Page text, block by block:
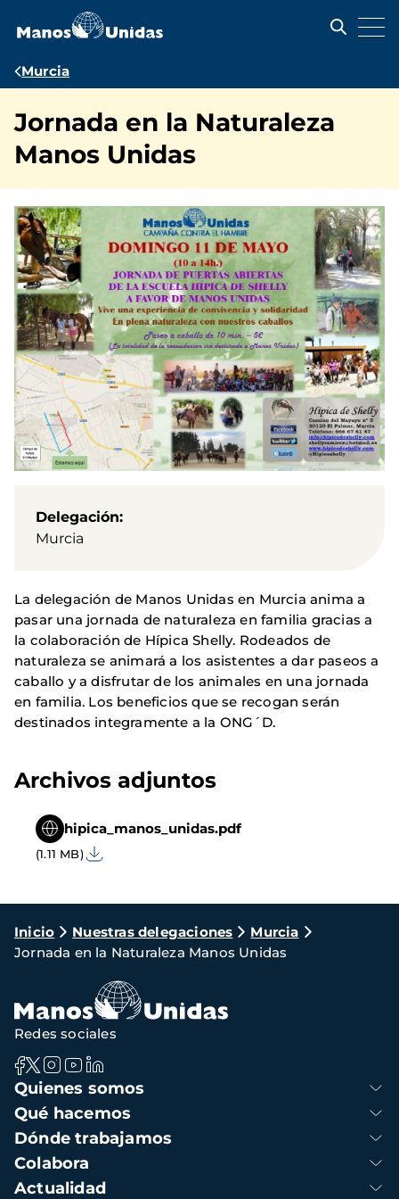
contenido
Ruta
navegación
Murcia
Jornada en la Naturaleza
Manos Unidas
Delegación
Murcia
La delegación de Manos Unidas en Murcia anima a
pasar una jornada de naturaleza en familia gracias a
la colaboración de Hípica Shelly. Rodeados de
naturaleza se animará a los asistentes a dar paseos a
caballo y a disfrutar de los animales en una jornada
en familia. Los beneficios que se recogan serán
destinados integramente a la ONG´D.
Archivos adjuntos
hipica_manos_unidas.pdf
(1.11 MB)
Ruta
de
navegación
Inicio Nuestras delegaciones
Murcia
Jornada en la Naturaleza Manos Unidas
Navegación
principal
Quienes somos
Qué hacemos
Dónde trabajamos
Colabora
Actualidad
Redes sociales